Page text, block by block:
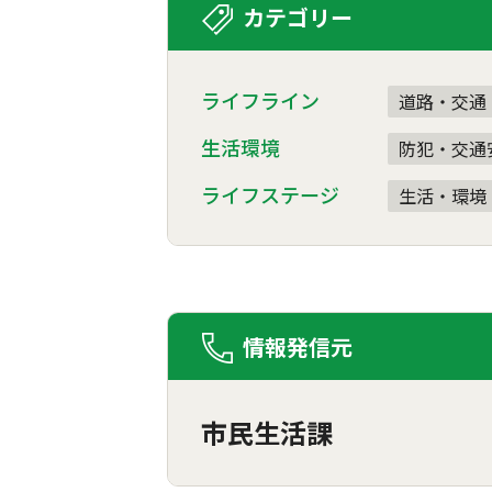
カテゴリー
ライフライン 道路・交通
生活環境 防犯・交通
ライフステージ 生活・環境
情報発信元
市民生活課